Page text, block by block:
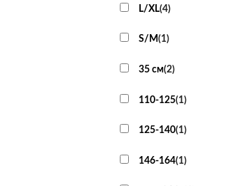
L/XL(4)
S/M(1)
35 см(2)
110-125(1)
125-140(1)
146-164(1)